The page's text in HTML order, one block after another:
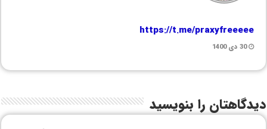
https://t.me/praxyfreeeee
30 دی 1400
دیدگاهتان را بنویسید